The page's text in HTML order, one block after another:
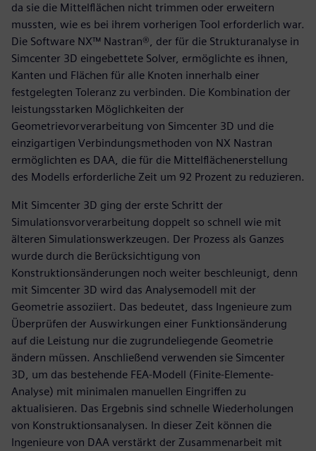
da sie die Mittelflächen nicht trimmen oder erweitern
mussten, wie es bei ihrem vorherigen Tool erforderlich war.
Die Software NX™ Nastran®, der für die Strukturanalyse in
Simcenter 3D eingebettete Solver, ermöglichte es ihnen,
Kanten und Flächen für alle Knoten innerhalb einer
festgelegten Toleranz zu verbinden. Die Kombination der
leistungsstarken Möglichkeiten der
Geometrievorverarbeitung von Simcenter 3D und die
einzigartigen Verbindungsmethoden von NX Nastran
ermöglichten es DAA, die für die Mittelflächenerstellung
des Modells erforderliche Zeit um 92 Prozent zu reduzieren.
Mit Simcenter 3D ging der erste Schritt der
Simulationsvorverarbeitung doppelt so schnell wie mit
älteren Simulationswerkzeugen. Der Prozess als Ganzes
wurde durch die Berücksichtigung von
Konstruktionsänderungen noch weiter beschleunigt, denn
mit Simcenter 3D wird das Analysemodell mit der
Geometrie assoziiert. Das bedeutet, dass Ingenieure zum
Überprüfen der Auswirkungen einer Funktionsänderung
auf die Leistung nur die zugrundeliegende Geometrie
ändern müssen. Anschließend verwenden sie Simcenter
3D, um das bestehende FEA-Modell (Finite-Elemente-
Analyse) mit minimalen manuellen Eingriffen zu
aktualisieren. Das Ergebnis sind schnelle Wiederholungen
von Konstruktionsanalysen. In dieser Zeit können die
Ingenieure von DAA verstärkt der Zusammenarbeit mit